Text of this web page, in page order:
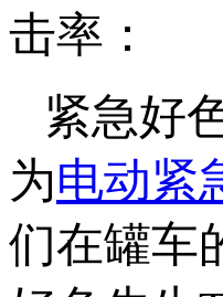
击率：
紧急好
为电动紧
们在罐车